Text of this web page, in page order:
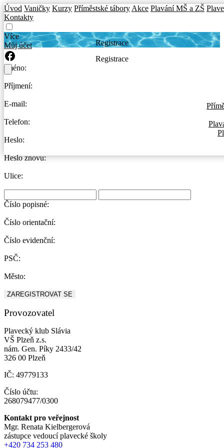
Úvod Vaničky Kurzy Příměstské tábory Akce Plavání MŠ a ZŠ
Kontakty
Více
Můj účet
Registrace
Registrace
Jméno:
Příjmení:
E-mail:
Telefon:
Heslo:
Heslo znovu:
Ulice:
Číslo popisné:
Číslo orientační:
Číslo evidenční:
PSČ:
Město:
ZAREGISTROVAT SE
Provozovatel
Plavecký klub Slávia
VŠ Plzeň z.s.
nám. Gen. Píky 2433/42
326 00 Plzeň
IČ: 49779133
Číslo účtu:
268079477/0300
Kontakt pro veřejnost
Mgr. Renata Kielbergerová
zástupce vedoucí plavecké školy
+420 734 253 480